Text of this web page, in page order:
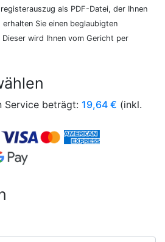
als PDF-Datei, der Ihnen
Sie einen beglaubigten
wird Ihnen vom Gericht per
Service beträgt: 19,64 € (inkl.